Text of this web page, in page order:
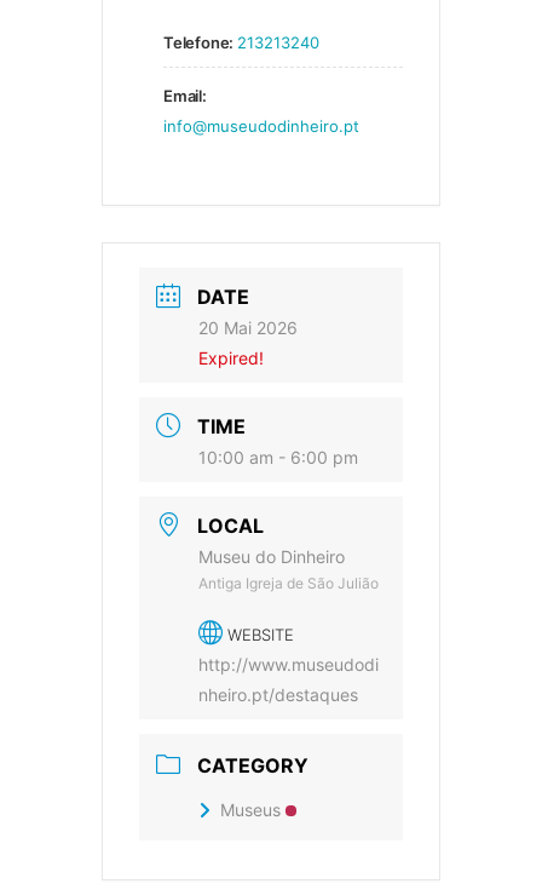
Telefone: 213213240
Email:
info@museudodinheiro.pt
DATE
20 Mai 2026
Expired!
TIME
10:00 am - 6:00 pm
LOCAL
Museu do Dinheiro
Antiga Igreja de São Julião
WEBSITE
http://www.museudodi
nheiro.pt/destaques
CATEGORY
Museus